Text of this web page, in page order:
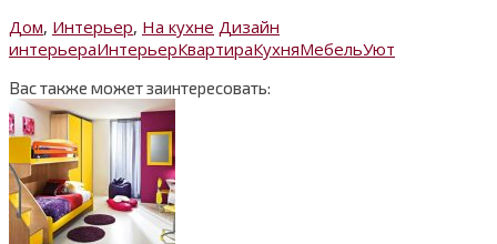
Дом, Интерьер, На кухне Дизайн
интерьераИнтерьерКвартираКухняМебельУют
Вас также может заинтересовать: